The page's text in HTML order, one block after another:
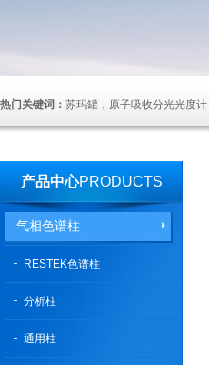
热门关键词： 苏玛罐，原子吸收分光光度
产品中心PRODUCTS
气相色谱柱
RESTEK色谱柱
分析柱
通用柱